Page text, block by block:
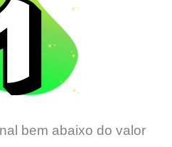
bem abaixo do valor